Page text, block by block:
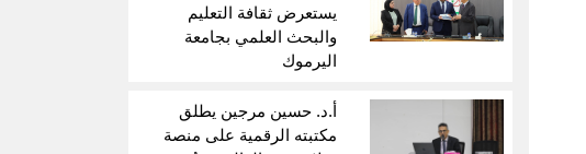
يستعرض ثقافة التعليم
والبحث العلمي بجامعة
اليرموك
أ.د. حسين مرجين يطلق
مكتبته الرقمية على منصة